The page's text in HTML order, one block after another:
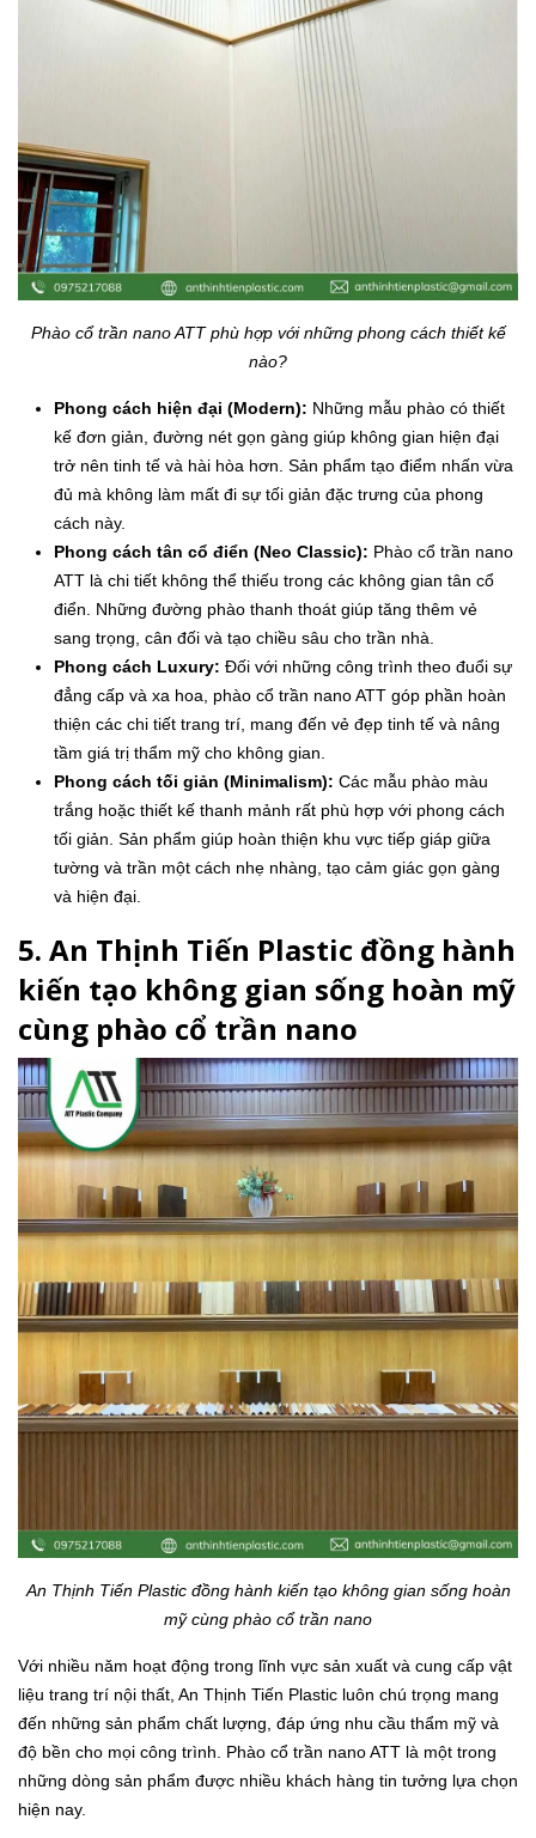
Phào cổ trần nano ATT phù hợp với những phong cách thiết kế
nào?
Phong cách hiện đại (Modern): Những mẫu phào có thiết
kế đơn giản, đường nét gọn gàng giúp không gian hiện đại
trở nên tinh tế và hài hòa hơn. Sản phẩm tạo điểm nhấn vừa
đủ mà không làm mất đi sự tối giản đặc trưng của phong
cách này.
Phong cách tân cổ điển (Neo Classic): Phào cổ trần nano
ATT là chi tiết không thể thiếu trong các không gian tân cổ
điển. Những đường phào thanh thoát giúp tăng thêm vẻ
sang trọng, cân đối và tạo chiều sâu cho trần nhà.
Phong cách Luxury: Đối với những công trình theo đuổi sự
đẳng cấp và xa hoa, phào cổ trần nano ATT góp phần hoàn
thiện các chi tiết trang trí, mang đến vẻ đẹp tinh tế và nâng
tầm giá trị thẩm mỹ cho không gian.
Phong cách tối giản (Minimalism): Các mẫu phào màu
trắng hoặc thiết kế thanh mảnh rất phù hợp với phong cách
tối giản. Sản phẩm giúp hoàn thiện khu vực tiếp giáp giữa
tường và trần một cách nhẹ nhàng, tạo cảm giác gọn gàng
và hiện đại.
5. An Thịnh Tiến Plastic đồng hành
kiến tạo không gian sống hoàn mỹ
cùng phào cổ trần nano
An Thịnh Tiến Plastic đồng hành kiến tạo không gian sống hoàn
mỹ cùng phào cổ trần nano
Với nhiều năm hoạt động trong lĩnh vực sản xuất và cung cấp vật
liệu trang trí nội thất, An Thịnh Tiến Plastic luôn chú trọng mang
đến những sản phẩm chất lượng, đáp ứng nhu cầu thẩm mỹ và
độ bền cho mọi công trình. Phào cổ trần nano ATT là một trong
những dòng sản phẩm được nhiều khách hàng tin tưởng lựa chọn
hiện nay.